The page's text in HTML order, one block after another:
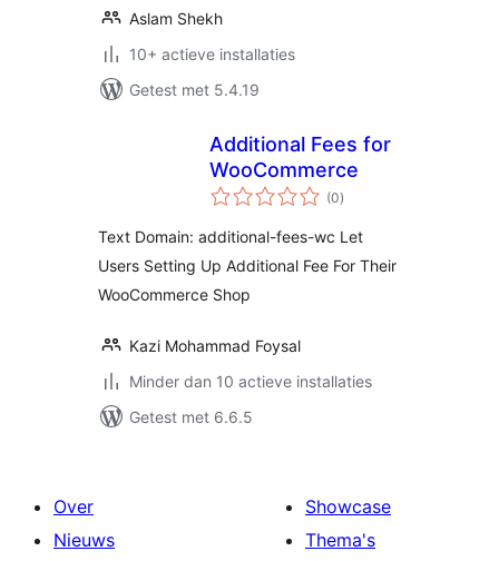
Aslam Shekh
10+ actieve installaties
Getest met 5.4.19
Additional Fees for
WooCommerce
(0totaal
waarderingen
)
Text Domain: additional-fees-wc Let
Users Setting Up Additional Fee For Their
WooCommerce Shop
Kazi Mohammad Foysal
Minder dan 10 actieve installaties
Getest met 6.6.5
Over
Nieuws
Showcase
Thema's